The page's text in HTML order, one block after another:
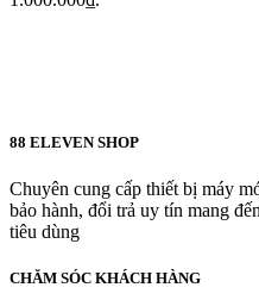
88 ELEVEN SHOP
Chuyên cung cấp thiết bị máy
bảo hành, đổi trả uy tín mang
tiêu dùng
CHĂM SÓC KHÁCH HÀNG